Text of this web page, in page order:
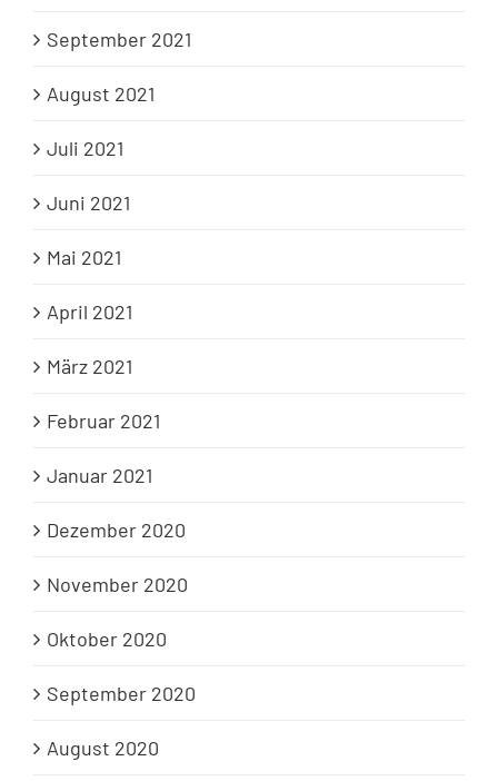
September 2021
August 2021
Juli 2021
Juni 2021
Mai 2021
April 2021
März 2021
Februar 2021
Januar 2021
Dezember 2020
November 2020
Oktober 2020
September 2020
August 2020